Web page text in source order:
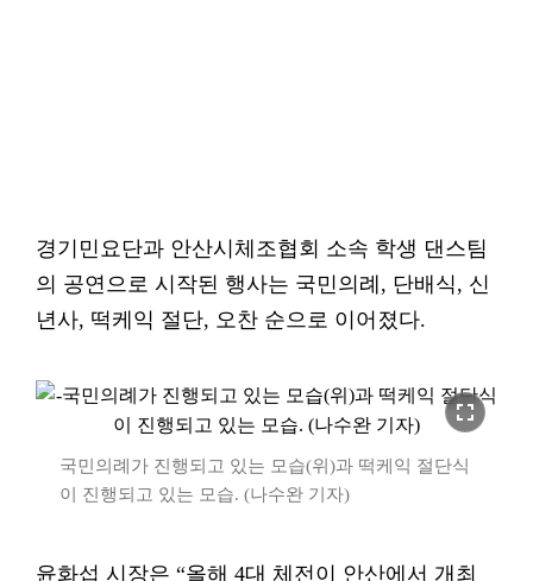
경기민요단과 안산시체조협회 소속 학생 댄스팀
의 공연으로 시작된 행사는 국민의례, 단배식, 신
년사, 떡케익 절단, 오찬 순으로 이어졌다.
fullscreen
국민의례가 진행되고 있는 모습(위)과 떡케익 절단식
이 진행되고 있는 모습. (나수완 기자)
윤화섭 시장은 “올해 4대 체전이 안산에서 개최